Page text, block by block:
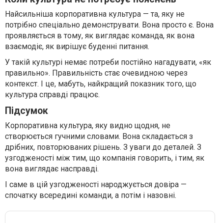
Найсильніша корпоративна культура — та, яку не
потрібно спеціально демонструвати. Вона просто є. Вона
проявляється в тому, як виглядає команда, як вона
взаємодіє, як вирішує буденні питання.
У такій культурі немає потреби постійно нагадувати, «як
правильно». Правильність стає очевидною через
контекст. І це, мабуть, найкращий показник того, що
культура справді працює.
Підсумок
Корпоративна культура, яку видно щодня, не
створюється гучними словами. Вона складається з
дрібних, повторюваних рішень. З уваги до деталей. З
узгодженості між тим, що компанія говорить, і тим, як
вона виглядає насправді.
І саме в цій узгодженості народжується довіра —
спочатку всередині команди, а потім і назовні.